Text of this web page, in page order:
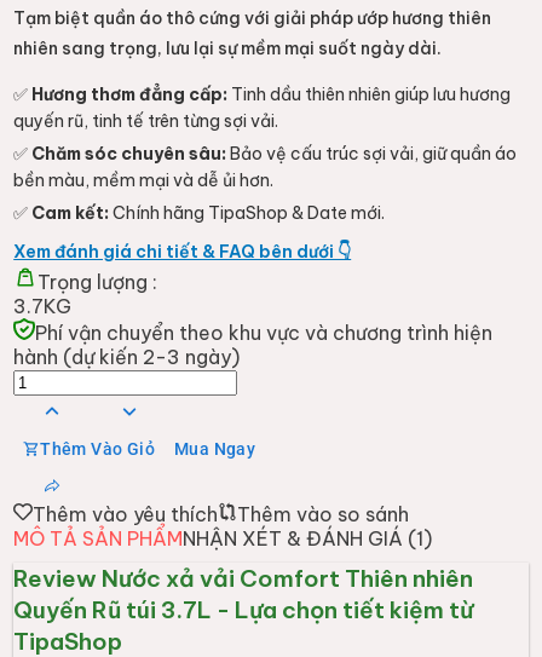
Tạm biệt quần áo thô cứng với giải pháp ướp hương thiên
nhiên sang trọng, lưu lại sự mềm mại suốt ngày dài.
✅ Hương thơm đẳng cấp: Tinh dầu thiên nhiên giúp lưu hương
quyến rũ, tinh tế trên từng sợi vải.
✅ Chăm sóc chuyên sâu: Bảo vệ cấu trúc sợi vải, giữ quần áo
bền màu, mềm mại và dễ ủi hơn.
✅ Cam kết: Chính hãng TipaShop & Date mới.
Xem đánh giá chi tiết & FAQ bên dưới 👇
Trọng lượng :
3.7KG
Phí vận chuyển theo khu vực và chương trình hiện
hành (dự kiến 2-3 ngày)
Thêm Vào Giỏ Mua Ngay
Thêm vào yêu thích
Thêm vào so sánh
MÔ TẢ SẢN PHẨMNHẬN XÉT & ĐÁNH GIÁ (1)
Review Nước xả vải Comfort Thiên nhiên
Quyến Rũ túi 3.7L - Lựa chọn tiết kiệm từ
TipaShop